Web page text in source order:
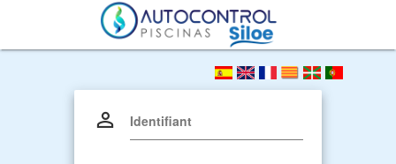
Identifiant